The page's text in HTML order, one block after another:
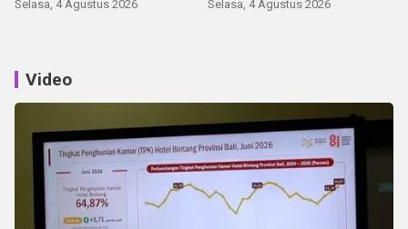
Selasa, 4 Agustus 2026 Selasa, 4 Agustus 2026
Video